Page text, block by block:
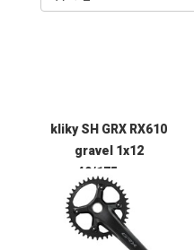
kliky SH GRX RX610
gravel 1x12
40/175mm